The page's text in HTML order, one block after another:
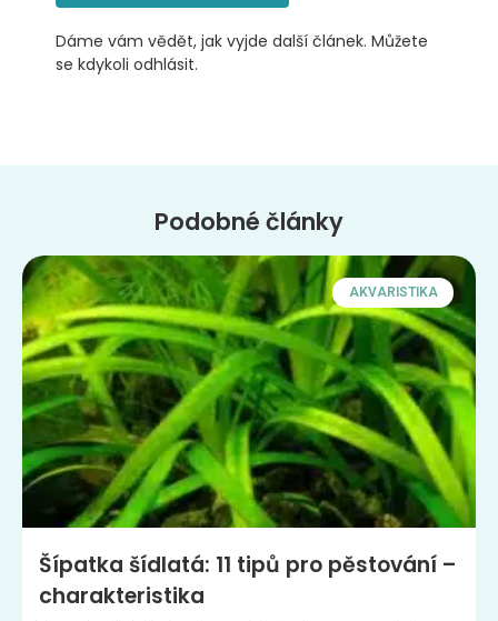
Dáme vám vědět, jak vyjde další článek. Můžete
se kdykoli odhlásit.
Podobné články
AKVARISTIKA
Šípatka šídlatá: 11 tipů pro pěstování –
charakteristika